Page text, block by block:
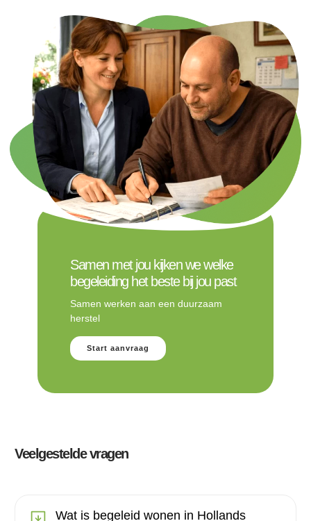
Samen met jou kijken we welke
begeleiding het beste bij jou past
Samen werken aan een duurzaam
herstel
Start aanvraag
Veelgestelde vragen
Wat is begeleid wonen in Hollands